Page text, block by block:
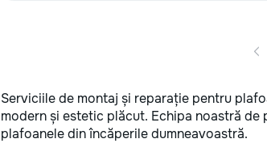
Serviciile de montaj și reparație pentru
modern și estetic plăcut. Echipa noastră
plafoanele din încăperile dumneavoastră.